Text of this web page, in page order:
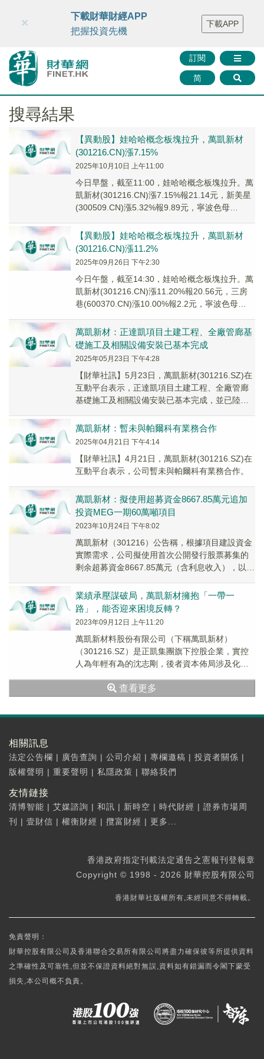
財華智庫網 FINTV FINMETA 財華證券 媒體矩陣
智庫沙龍
聯絡我們
訂閱
简
×
下載財華財經APP
把握投資先機
下載APP
搜尋結果
【異動股】娃哈哈概念板塊拉升，萬凱新材
(301216.CN)漲7.15%
2025年10月10日 上午11:00
今日早盤，截至11:00，娃哈哈概念板塊拉升。萬
凱新材(301216.CN)漲7.15%報21.14元，新美星
(300509.CN)漲5.32%報9.89元，寧波色母
【異動股】娃哈哈概念板塊拉升，萬凱新材
(301216.CN)漲11.2%
2025年09月26日 下午2:30
今日午盤，截至14:30，娃哈哈概念板塊拉升。萬
凱新材(301216.CN)漲11.20%報20.56元，三房
巷(600370.CN)漲10.00%報2.2元，寧波色母
萬凱新材：正達凱項目土建工程、全廠管廊基
礎施工及相關設備安裝已基本完成
2025年05月23日 下午4:28
【財華社訊】5月23日，萬凱新材(301216.SZ)在
互動平台表示，正達凱項目土建工程、全廠管廊
基礎施工及相關設備安裝已基本完成，並已陸續
萬凱新材：暫未與帕爾科有業務合作
2025年04月21日 下午4:14
【財華社訊】4月21日，萬凱新材(301216.SZ)在
互動平台表示，公司暫未與帕爾科有業務合作。
萬凱新材：擬使用超募資金8667.85萬元追加
投資MEG一期60萬噸項目
2023年10月24日 下午8:02
萬凱新材（301216）公告稱，根據項目建設資金
實際需求，公司擬使用首次公開發行股票募集的
剩余超募資金8667.85萬元（含利息收入），以實
業績承壓謀破局，萬凱新材擁抱「一帶一
路」，能否迎來困境反轉？
2023年09月12日 上午11:20
萬凱新材料股份有限公司（下稱萬凱新材）
（301216.SZ）是正凱集團旗下控股企業，實控
人為年輕有為的沈志剛，後者資本佈局涉及化
查看更多
相關訊息
法定公告欄 | 廣告查詢 | 公司介紹 | 專欄邀稿 | 投資者關係 |
版權聲明 | 重要聲明 | 私隱政策 | 聯絡我們
友情鏈接
清博智能 | 艾媒諮詢 | 和訊 | 新時空 | 時代財經 | 證券市場周
刊
| 壹財信 | 權衡財經 | 攬富財經 | 更多...
香港政府指定刊載法定通告之憲報刊登報章
Copyright © 1998 - 2026 財華控股有限公司
香港財華社版權所有,未經同意不得轉載。
免責聲明：
財華控股有限公司及香港聯合交易所有限公司將盡力確保彼等所提供資料
之準確性及可靠性,但並不保證資料絕對無誤,資料如有錯漏而令閣下蒙受
損失,本公司概不負責。